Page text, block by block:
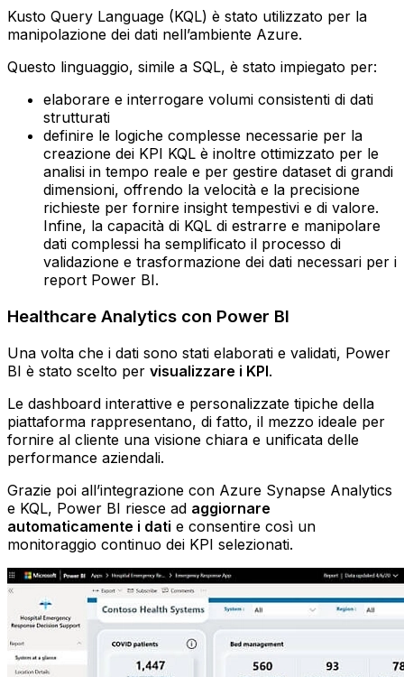
Kusto Query Language (KQL) è stato utilizzato per la
manipolazione dei dati nell’ambiente Azure.
Questo linguaggio, simile a SQL, è stato impiegato per:
elaborare e interrogare volumi consistenti di dati
strutturati
definire le logiche complesse necessarie per la
creazione dei KPI‍ KQL è inoltre ottimizzato per le
analisi in tempo reale e per gestire dataset di grandi
dimensioni, offrendo la velocità e la precisione
richieste per fornire insight tempestivi e di valore.
Infine, la capacità di KQL di estrarre e manipolare
dati complessi ha semplificato il processo di
validazione e trasformazione dei dati necessari per i
report Power BI.
Healthcare Analytics con Power BI
Una volta che i dati sono stati elaborati e validati, Power
BI è stato scelto per visualizzare i KPI.
Le dashboard interattive e personalizzate tipiche della
piattaforma rappresentano, di fatto, il mezzo ideale per
fornire al cliente una visione chiara e unificata delle
performance aziendali.
Grazie poi all’integrazione con Azure Synapse Analytics
e KQL, Power BI riesce ad aggiornare
automaticamente i dati e consentire così un
monitoraggio continuo dei KPI selezionati.